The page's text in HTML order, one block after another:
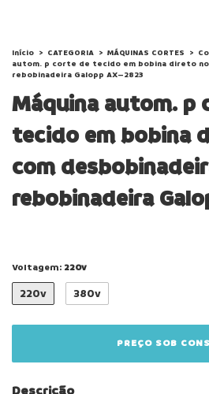
Início > CATEGORIA > MÁQUINAS CORTES >
autom. p corte de tecido em bobina direto
rebobinadeira Galopp AX–2823
Máquina autom. p
tecido em bobina
com
rebobinadeira
Voltagem: 220v
220v 380v